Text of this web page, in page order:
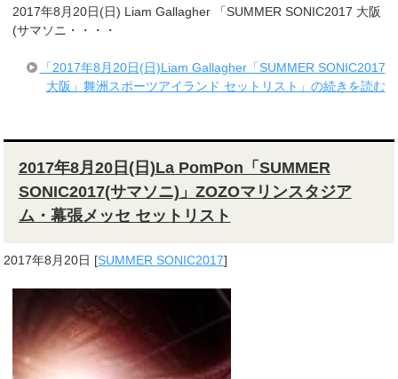
2017年8月20日(日) Liam Gallagher 「SUMMER SONIC2017 大阪
(サマソニ・・・・
「2017年8月20日(日)Liam Gallagher「SUMMER SONIC2017
大阪」舞洲スポーツアイランド セットリスト」の続きを読む
2017年8月20日(日)La PomPon「SUMMER
SONIC2017(サマソニ)」ZOZOマリンスタジア
ム・幕張メッセ セットリスト
2017年8月20日 [SUMMER SONIC2017]